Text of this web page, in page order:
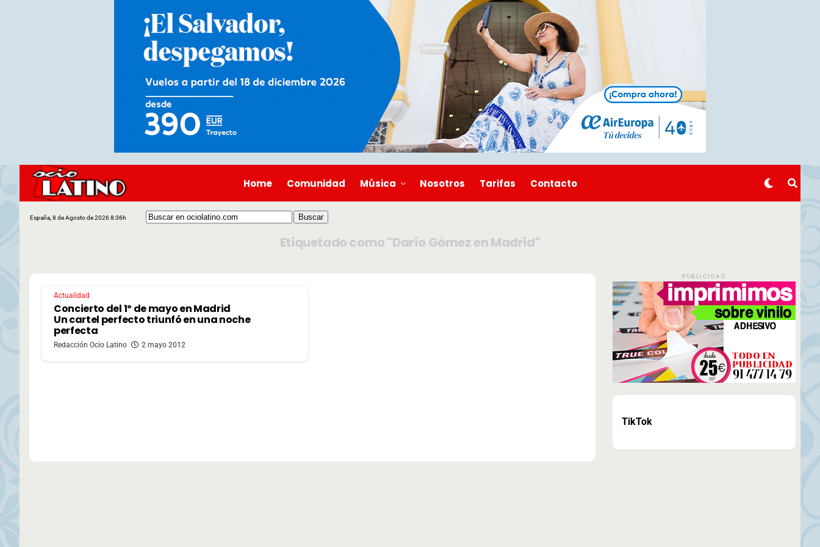
Home Comunidad Música Nosotros Tarifas Contacto
España, 8 de Agosto de 2026 8:36h
Etiquetado como "Darío Gómez en Madrid"
Actualidad
Concierto del 1º de mayo en Madrid
Un cartel perfecto triunfó en una noche
perfecta
Redacción Ocio Latino 2 mayo 2012
PUBLICIDAD
TikTok